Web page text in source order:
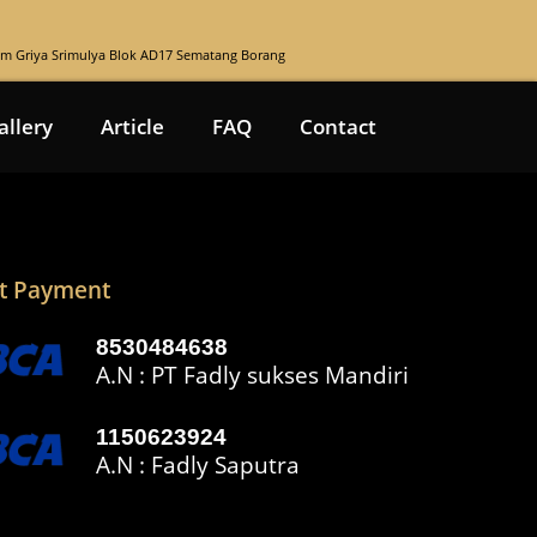
Griya Srimulya Blok AD17 Sematang Borang
Article FAQ Contact
Payment
8530484638
A.N : PT Fadly sukses Mandiri
1150623924
A.N : Fadly Saputra